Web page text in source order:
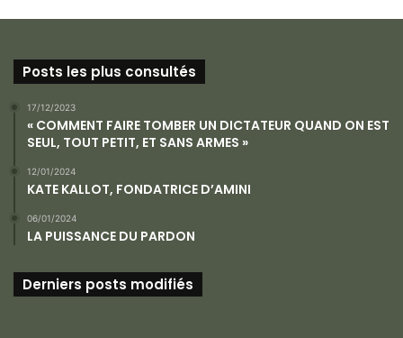
Posts les plus consultés
17/12/2023
« COMMENT FAIRE TOMBER UN DICTATEUR QUAND ON EST
SEUL, TOUT PETIT, ET SANS ARMES »
12/01/2024
KATE KALLOT, FONDATRICE D’AMINI
06/01/2024
LA PUISSANCE DU PARDON
Derniers posts modifiés